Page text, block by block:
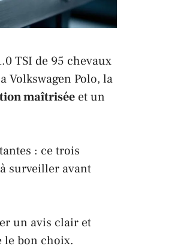
TSI de 95 chevaux
Volkswagen Polo, la
maîtrisée et un
: ce trois
à surveiller avant
un avis clair et
le bon choix.